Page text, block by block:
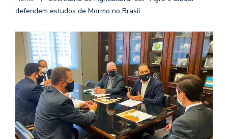
defendem estudos de Mormo no Brasil